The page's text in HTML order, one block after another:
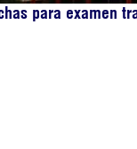
para examen